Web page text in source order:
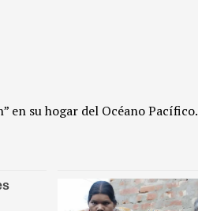
en su hogar del Océano Pacífico.